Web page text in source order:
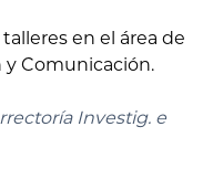
en el área de
y Comunicación.
Investig. e